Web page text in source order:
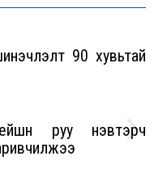
90 хувьтай
руу нэвтэрч